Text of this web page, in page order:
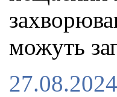
можуть
27.08.2024